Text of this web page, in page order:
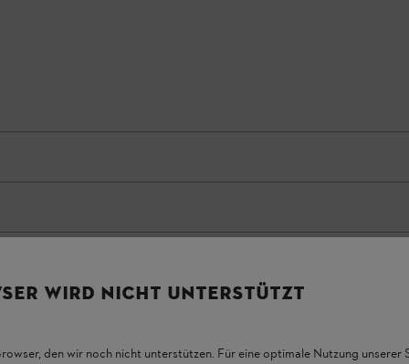
WIRD NICHT UNTERSTÜTZT
den wir noch nicht unterstützen. Für eine optimale Nutzung unserer